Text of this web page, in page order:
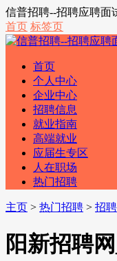
信普招聘--招聘应聘面
首页 标签页
首页
个人中心
企业中心
招聘信息
就业指南
高端就业
应届生专区
人在职场
热门招聘
主页 > 热门招聘 > 招
阳新招聘